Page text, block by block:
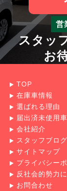
営
スタッ
お
TOP
在庫車情報
選ばれる理由
届出済未使用
会社紹介
スタッフブログ
サイトマップ
プライバシー
反社会的勢力
お問合わせ